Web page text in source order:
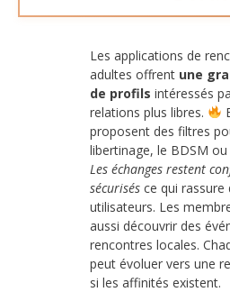
Les applications de
adultes offrent une
de profils intéressés
relations plus libres.
proposent des filtres
libertinage, le BDSM
Les échanges restent
sécurisés ce qui
utilisateurs. Les
aussi découvrir des
rencontres locales.
peut évoluer vers une
si les affinités existent.